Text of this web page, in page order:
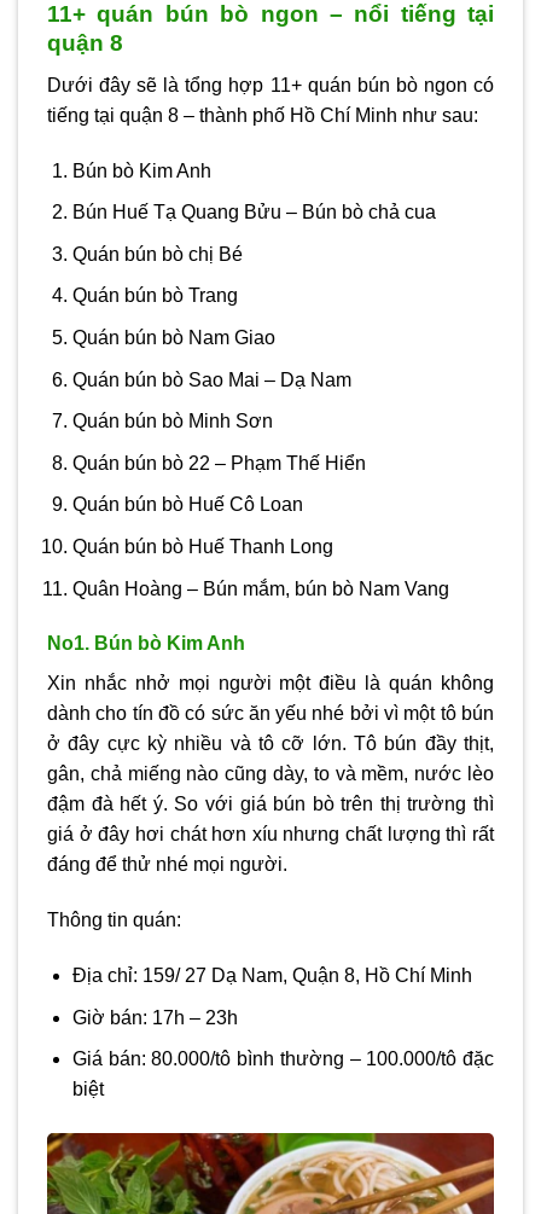
11+ quán bún bò ngon – nổi tiếng tại
quận 8
Dưới đây sẽ là tổng hợp 11+ quán bún bò ngon có
tiếng tại quận 8 – thành phố Hồ Chí Minh như sau:
Bún bò Kim Anh
Bún Huế Tạ Quang Bửu – Bún bò chả cua
Quán bún bò chị Bé
Quán bún bò Trang
Quán bún bò Nam Giao
Quán bún bò Sao Mai – Dạ Nam
Quán bún bò Minh Sơn
Quán bún bò 22 – Phạm Thế Hiển
Quán bún bò Huế Cô Loan
Quán bún bò Huế Thanh Long
Quân Hoàng – Bún mắm, bún bò Nam Vang
No1. Bún bò Kim Anh
Xin nhắc nhở mọi người một điều là quán không
dành cho tín đồ có sức ăn yếu nhé bởi vì một tô bún
ở đây cực kỳ nhiều và tô cỡ lớn. Tô bún đầy thịt,
gân, chả miếng nào cũng dày, to và mềm, nước lèo
đậm đà hết ý. So với giá bún bò trên thị trường thì
giá ở đây hơi chát hơn xíu nhưng chất lượng thì rất
đáng để thử nhé mọi người.
Thông tin quán:
Địa chỉ: 159/ 27 Dạ Nam, Quận 8, Hồ Chí Minh
Giờ bán: 17h – 23h
Giá bán: 80.000/tô bình thường – 100.000/tô đặc
biệt